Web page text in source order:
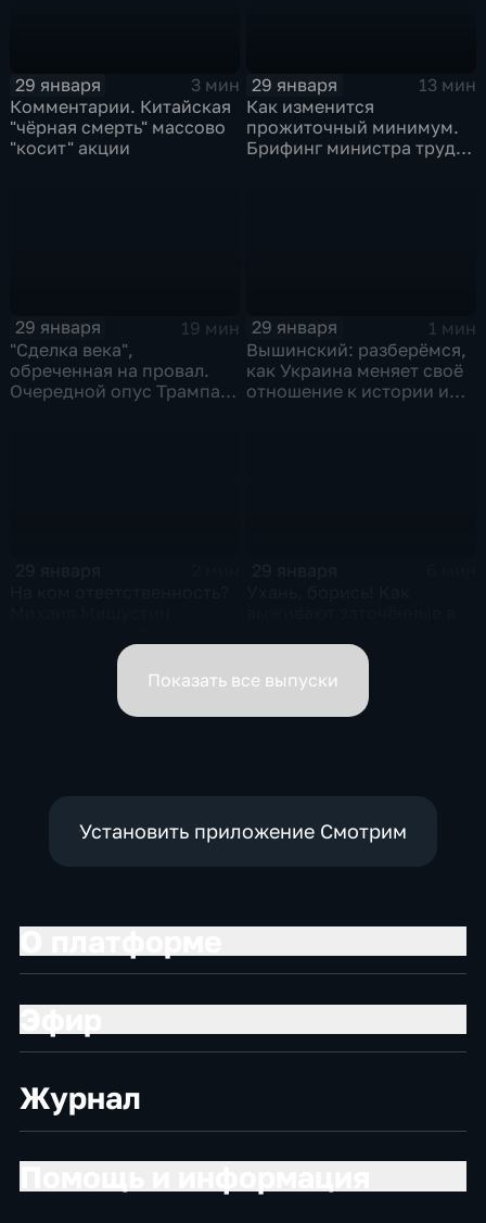
29 января
3 мин
Комментарии. Китайская
"чёрная смерть" массово
"косит" акции
29 января
13 мин
Как изменится
прожиточный минимум.
Брифинг министра труда
29 января
19 мин
"Сделка века",
обреченная на провал.
Очередной опус Трампа.
29 января
1 мин
Вышинский: разберёмся,
как Украина меняет своё
отношение к истории и
вице-премьеров
Показать все выпуски
Установить приложение Смотрим
Журнал